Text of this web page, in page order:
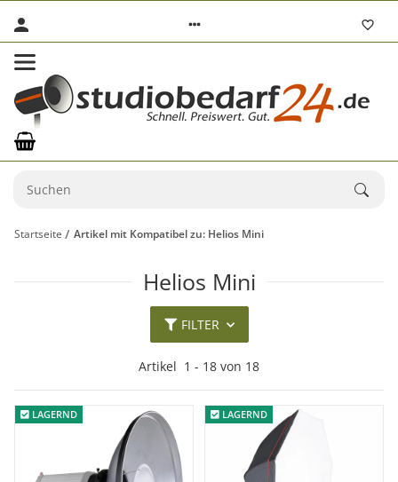
Startseite Artikel mit Kompatibel zu: Helios Mini
Helios Mini
FILTER
Artikel 1 - 18 von 18
LAGERND
LAGERND LAGERND
LAGERND